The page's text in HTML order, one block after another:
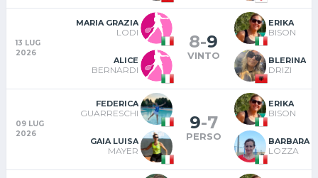
13 LUG
2026
MARIA GRAZIA
LODI
ALICE
BERNARDI
8-9
VINTO
ERIKA
BISON
BLERINA
DRIZI
09 LUG
2026
FEDERICA
GUARRESCHI
GAIA LUISA
MAYER
9-7
PERSO
ERIKA
BISON
BARBARA
LOZZA